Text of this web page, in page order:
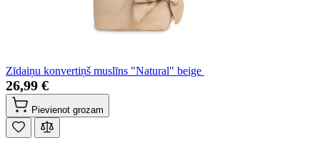
Zīdaiņu konvertiņš muslīns "Natural" beige
26,99 €
Pievienot grozam